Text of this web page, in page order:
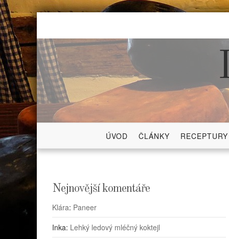
Skip
content
ÚVOD ČLÁNKY RECEPTURY
Nejnovější komentáře
Klára: Paneer
Inka: Lehký ledový mléčný koktejl